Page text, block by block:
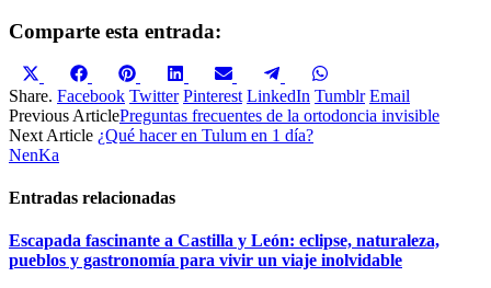
Comparte esta entrada:
Compartir
en
X
(Twitter)
Compartir
en
Facebook
Compartir
en
Pinterest
Compartir
en
LinkedIn
Compartir
en
Email
Compartir
en
Telegram
en
WhatsApp
Share. Facebook Twitter Pinterest LinkedIn Tumblr Email
Previous ArticlePreguntas frecuentes de la ortodoncia invisible
Next Article ¿Qué hacer en Tulum en 1 día?
NenKa
Entradas relacionadas
Escapada fascinante a Castilla y León: eclipse, naturaleza,
pueblos y gastronomía para vivir un viaje inolvidable